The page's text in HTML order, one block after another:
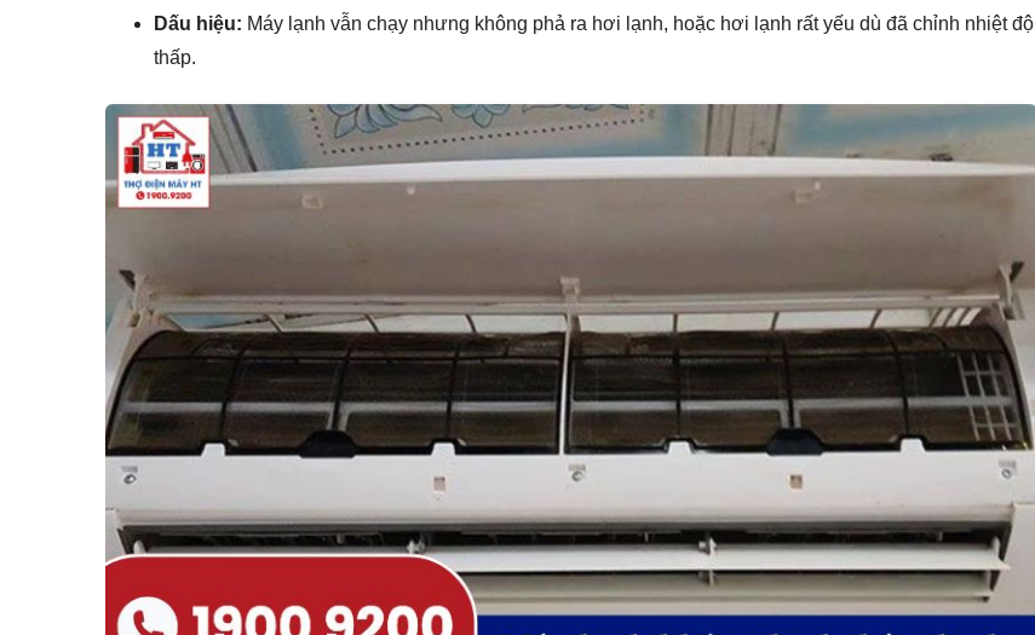
Dấu hiệu: Máy lạnh vẫn chạy nhưng không phả ra hơi lạnh, hoặc hơi lạnh rất yếu dù đã chỉnh nhiệt độ
thấp.